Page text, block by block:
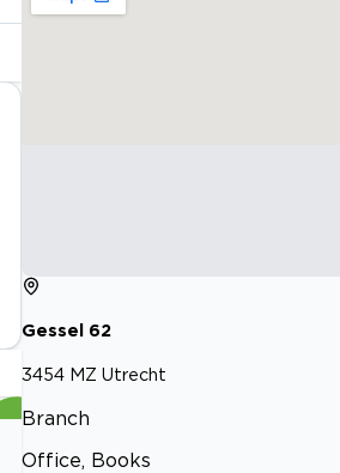
Gessel 62
3454 MZ Utrecht
Branch
Office, Books